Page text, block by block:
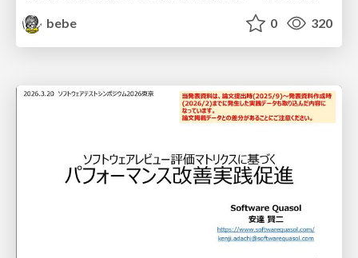
bebe
0 320